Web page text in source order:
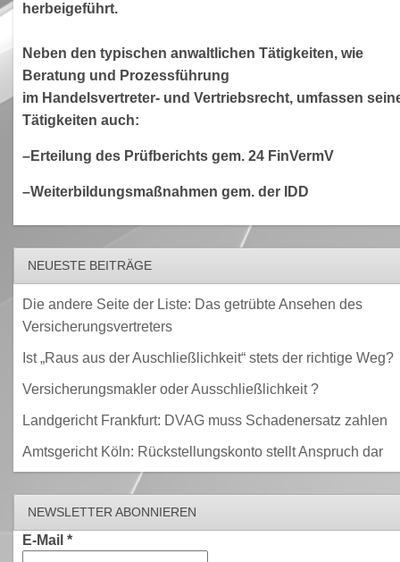
herbeigeführt.
Neben den typischen anwaltlichen Tätigkeiten, wie
Beratung und Prozessführung
im Handelsvertreter- und Vertriebsrecht, umfassen
Tätigkeiten auch:
–Erteilung des Prüfberichts gem. 24 FinVermV
–Weiterbildungsmaßnahmen gem. der IDD
NEUESTE BEITRÄGE
Die andere Seite der Liste: Das getrübte Ansehen des
Versicherungsvertreters
Ist „Raus aus der Auschließlichkeit“ stets der richtige Weg?
Versicherungsmakler oder Ausschließlichkeit ?
Landgericht Frankfurt: DVAG muss Schadenersatz zahlen
Amtsgericht Köln: Rückstellungskonto stellt Anspruch dar
NEWSLETTER ABONNIEREN
E-Mail *